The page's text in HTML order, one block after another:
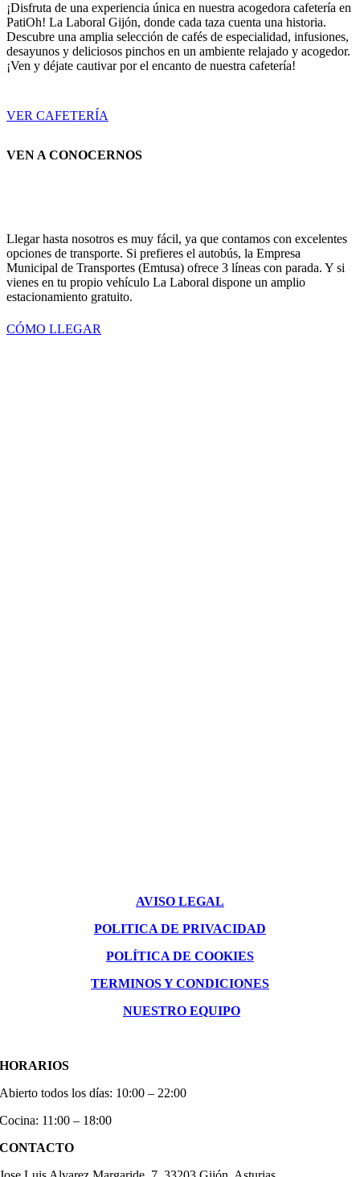
¡Disfruta de una experiencia única en nuestra acogedora cafetería en
PatiOh! La Laboral Gijón, donde cada taza cuenta una historia.
Descubre una amplia selección de cafés de especialidad, infusiones,
desayunos y deliciosos pinchos en un ambiente relajado y acogedor.
¡Ven y déjate cautivar por el encanto de nuestra cafetería!
VER CAFETERÍA
VEN A CONOCERNOS
Llegar hasta nosotros es muy fácil, ya que contamos con excelentes
opciones de transporte. Si prefieres el autobús, la Empresa
Municipal de Transportes (Emtusa) ofrece 3 líneas con parada. Y si
vienes en tu propio vehículo La Laboral dispone un amplio
estacionamiento gratuito.
CÓMO LLEGAR
AVISO LEGAL
POLITICA DE PRIVACIDAD
POLÍTICA DE COOKIES
TERMINOS Y CONDICIONES
NUESTRO EQUIPO
HORARIOS
Abierto todos los días: 10:00 – 22:00
Cocina: 11:00 – 18:00
CONTACTO